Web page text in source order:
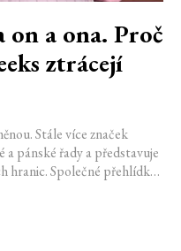
on a ona. Proč
ztrácejí
Stále více značek
pánské řady a představuje
hranic. Společné přehlídky,
úplně jinak.